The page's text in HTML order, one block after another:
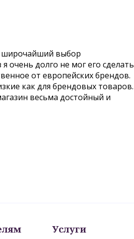
широчайший выбор
очень долго не мог его сделать
от европейских брендов.
как для брендовых товаров.
весьма достойный и
Услуги